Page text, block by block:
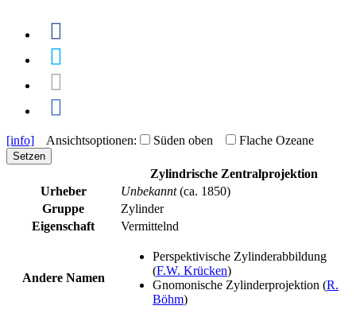
[info] Ansichtsoptionen: Süden oben Flache Ozeane
Setzen
Zylindrische Zentralprojektion
Urheber
Unbekannt(ca. 1850)
Gruppe
Zylinder
Eigenschaft
Vermittelnd
Andere Namen
Perspektivische Zylinderabbildung
(F.W. Krücken)
Gnomonische Zylinderprojektion (R.
Böhm)